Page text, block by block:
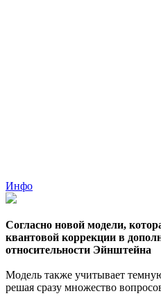
Инфо
Согласно новой модели,
квантовой коррекции в
относительности Эйнштейна
Модель также учитывает
решая сразу множество